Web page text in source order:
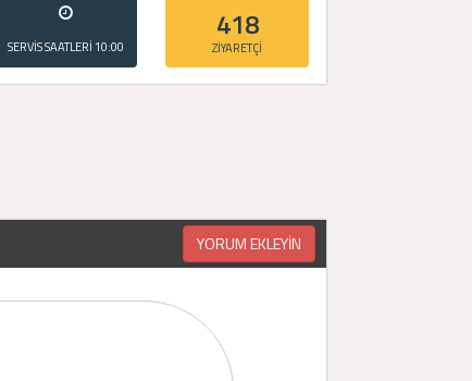
SERVİS SAATLERİ 10:00
- 20:00
418
ZİYARETÇİ
YORUM EKLEYİN